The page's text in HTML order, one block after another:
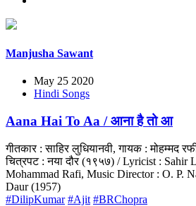
Manjusha Sawant
May 25 2020
Hindi Songs
Aana Hai To Aa / आना है तो आ
गीतकार : साहिर लुधियानवी, गायक : मोहम्मद
चित्रपट : नया दौर (१९५७) / Lyricist : Sahir
Mohammad Rafi, Music Director : O. P.
Daur (1957)
#DilipKumar #Ajit #BRChopra